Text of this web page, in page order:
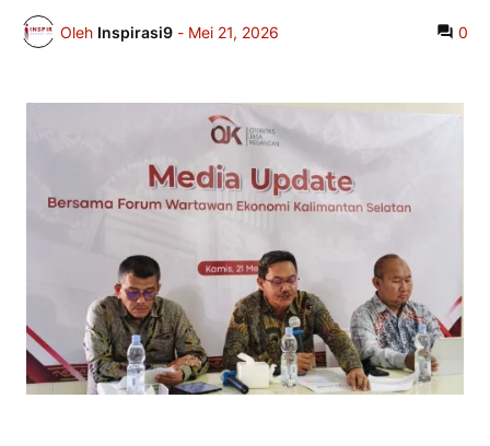
Oleh Inspirasi9 - Mei 21, 2026 0